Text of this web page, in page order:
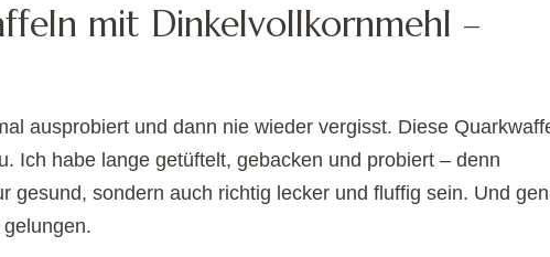
mit Dinkelvollkornmehl –
ausprobiert und dann nie wieder vergisst. Diese
Ich habe lange getüftelt, gebacken und probiert – denn
gesund, sondern auch richtig lecker und fluffig sein. Und